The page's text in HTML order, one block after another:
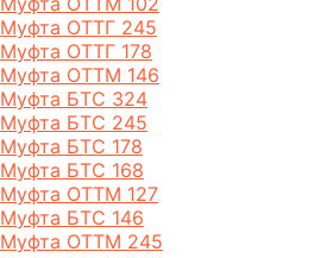
Муфта ОТТГ 245
Муфта ОТТГ 178
Муфта ОТТМ 146
Муфта БТС 324
Муфта БТС 245
Муфта БТС 178
Муфта БТС 168
Муфта ОТТМ 127
Муфта БТС 146
Муфта ОТТМ 245